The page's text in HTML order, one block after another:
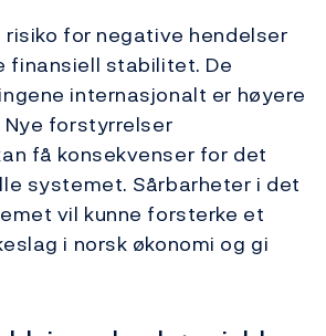
for negative hendelser
finansiell stabilitet. De
internasjonalt er høyere
Nye forstyrrelser
få konsekvenser for det
systemet. Sårbarheter i det
vil kunne forsterke et
i norsk økonomi og gi